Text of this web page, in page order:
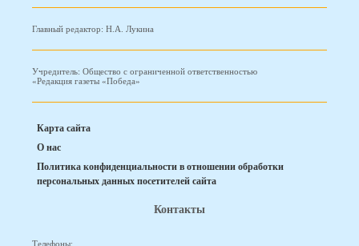
Главный редактор: Н.А. Лукина
Учредитель: Общество с ограниченной ответственностью
«Редакция газеты «Победа»
Карта сайта
О нас
Политика конфиденциальности в отношении обработки
персональных данных посетителей сайта
Контакты
Телефоны: